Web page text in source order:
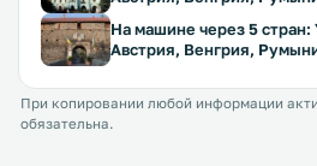
На машине через 5 стран:
Австрия, Венгрия,
При копировании любой информации
обязательна.